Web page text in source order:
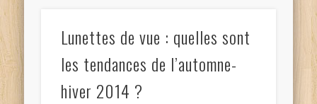
Lunettes de vue : quelles sont
les tendances de l’automne-
hiver 2014 ?